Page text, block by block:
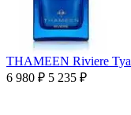
THAMEEN Riviere
6 980 ₽ 5 235 ₽